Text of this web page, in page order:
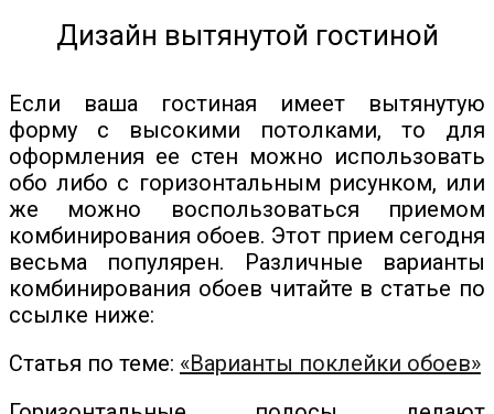
Дизайн вытянутой гостиной
Если ваша гостиная имеет вытянутую
форму с высокими потолками, то для
оформления ее стен можно использовать
обо либо с горизонтальным рисунком, или
же можно воспользоваться приемом
комбинирования обоев. Этот прием сегодня
весьма популярен. Различные варианты
комбинирования обоев читайте в статье по
ссылке ниже:
Статья по теме: «Варианты поклейки обоев»